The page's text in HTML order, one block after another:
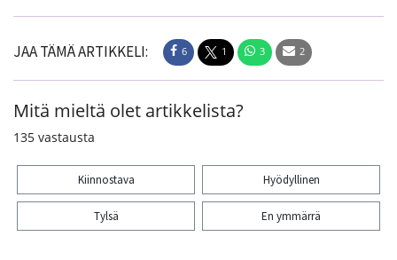
JAA TÄMÄ ARTIKKELI: 6 1 3 2
Mitä mieltä olet artikkelista?
135 vastausta
Kiinnostava Hyödyllinen
Tylsä En ymmärrä